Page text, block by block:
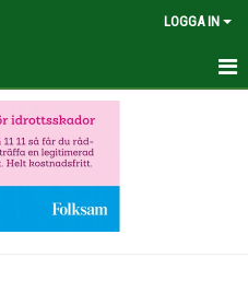
LOGGA IN